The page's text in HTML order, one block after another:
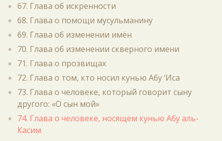
67. Глава об искренности
68. Глава о помощи мусульманину
69. Глава об изменении имён
70. Глава об изменении скверного имени
71. Глава о прозвищах
72. Глава о том, кто носил кунью Абу ‘Иса
73. Глава о человеке, который говорит сыну
другого: «О сын мой»
74. Глава о человеке, носящем кунью Абу аль-
Касим